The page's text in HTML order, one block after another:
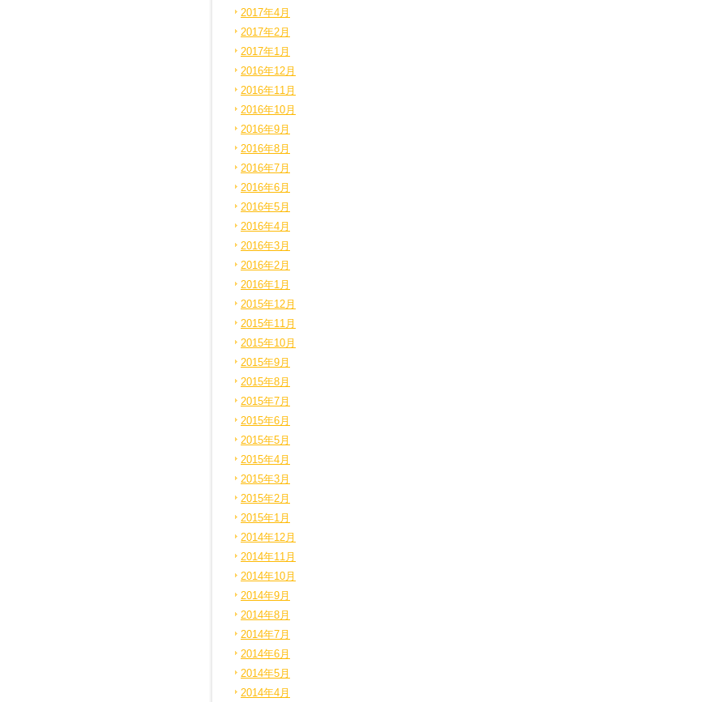
2017年4月
2017年2月
2017年1月
2016年12月
2016年11月
2016年10月
2016年9月
2016年8月
2016年7月
2016年6月
2016年5月
2016年4月
2016年3月
2016年2月
2016年1月
2015年12月
2015年11月
2015年10月
2015年9月
2015年8月
2015年7月
2015年6月
2015年5月
2015年4月
2015年3月
2015年2月
2015年1月
2014年12月
2014年11月
2014年10月
2014年9月
2014年8月
2014年7月
2014年6月
2014年5月
2014年4月